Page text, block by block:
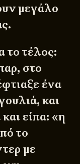
μεγάλο
το τέλος:
στο
ένα
και
είπα: «η
το
με